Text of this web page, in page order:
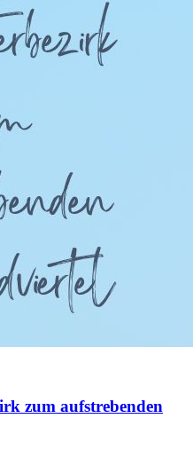
zum aufstrebenden